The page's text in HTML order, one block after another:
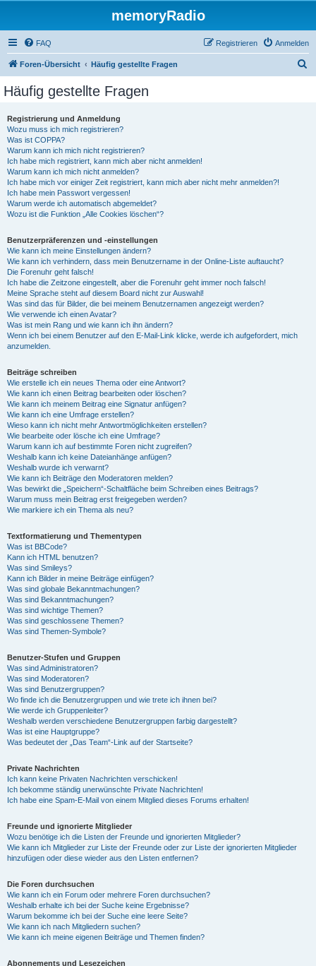
memoryRadio
FAQ Anmelden
Registrieren
Foren-Übersicht Häufig gestellte Fragen
Häufig gestellte Fragen
Registrierung und Anmeldung
Wozu muss ich mich registrieren?
Was ist COPPA?
Warum kann ich mich nicht registrieren?
Ich habe mich registriert, kann mich aber nicht anmelden!
Warum kann ich mich nicht anmelden?
Ich habe mich vor einiger Zeit registriert, kann mich aber nicht mehr anmelden?!
Ich habe mein Passwort vergessen!
Warum werde ich automatisch abgemeldet?
Wozu ist die Funktion „Alle Cookies löschen“?
Benutzerpräferenzen und -einstellungen
Wie kann ich meine Einstellungen ändern?
Wie kann ich verhindern, dass mein Benutzername in der Online-Liste auftaucht?
Die Forenuhr geht falsch!
Ich habe die Zeitzone eingestellt, aber die Forenuhr geht immer noch falsch!
Meine Sprache steht auf diesem Board nicht zur Auswahl!
Was sind das für Bilder, die bei meinem Benutzernamen angezeigt werden?
Wie verwende ich einen Avatar?
Was ist mein Rang und wie kann ich ihn ändern?
Wenn ich bei einem Benutzer auf den E-Mail-Link klicke, werde ich aufgefordert, mich
anzumelden.
Beiträge schreiben
Wie erstelle ich ein neues Thema oder eine Antwort?
Wie kann ich einen Beitrag bearbeiten oder löschen?
Wie kann ich meinem Beitrag eine Signatur anfügen?
Wie kann ich eine Umfrage erstellen?
Wieso kann ich nicht mehr Antwortmöglichkeiten erstellen?
Wie bearbeite oder lösche ich eine Umfrage?
Warum kann ich auf bestimmte Foren nicht zugreifen?
Weshalb kann ich keine Dateianhänge anfügen?
Weshalb wurde ich verwarnt?
Wie kann ich Beiträge den Moderatoren melden?
Was bewirkt die „Speichern“-Schaltfläche beim Schreiben eines Beitrags?
Warum muss mein Beitrag erst freigegeben werden?
Wie markiere ich ein Thema als neu?
Textformatierung und Thementypen
Was ist BBCode?
Kann ich HTML benutzen?
Was sind Smileys?
Kann ich Bilder in meine Beiträge einfügen?
Was sind globale Bekanntmachungen?
Was sind Bekanntmachungen?
Was sind wichtige Themen?
Was sind geschlossene Themen?
Was sind Themen-Symbole?
Benutzer-Stufen und Gruppen
Was sind Administratoren?
Was sind Moderatoren?
Was sind Benutzergruppen?
Wo finde ich die Benutzergruppen und wie trete ich ihnen bei?
Wie werde ich Gruppenleiter?
Weshalb werden verschiedene Benutzergruppen farbig dargestellt?
Was ist eine Hauptgruppe?
Was bedeutet der „Das Team“-Link auf der Startseite?
Private Nachrichten
Ich kann keine Privaten Nachrichten verschicken!
Ich bekomme ständig unerwünschte Private Nachrichten!
Ich habe eine Spam-E-Mail von einem Mitglied dieses Forums erhalten!
Freunde und ignorierte Mitglieder
Wozu benötige ich die Listen der Freunde und ignorierten Mitglieder?
Wie kann ich Mitglieder zur Liste der Freunde oder zur Liste der ignorierten Mitglieder
hinzufügen oder diese wieder aus den Listen entfernen?
Die Foren durchsuchen
Wie kann ich ein Forum oder mehrere Foren durchsuchen?
Weshalb erhalte ich bei der Suche keine Ergebnisse?
Warum bekomme ich bei der Suche eine leere Seite?
Wie kann ich nach Mitgliedern suchen?
Wie kann ich meine eigenen Beiträge und Themen finden?
Abonnements und Lesezeichen